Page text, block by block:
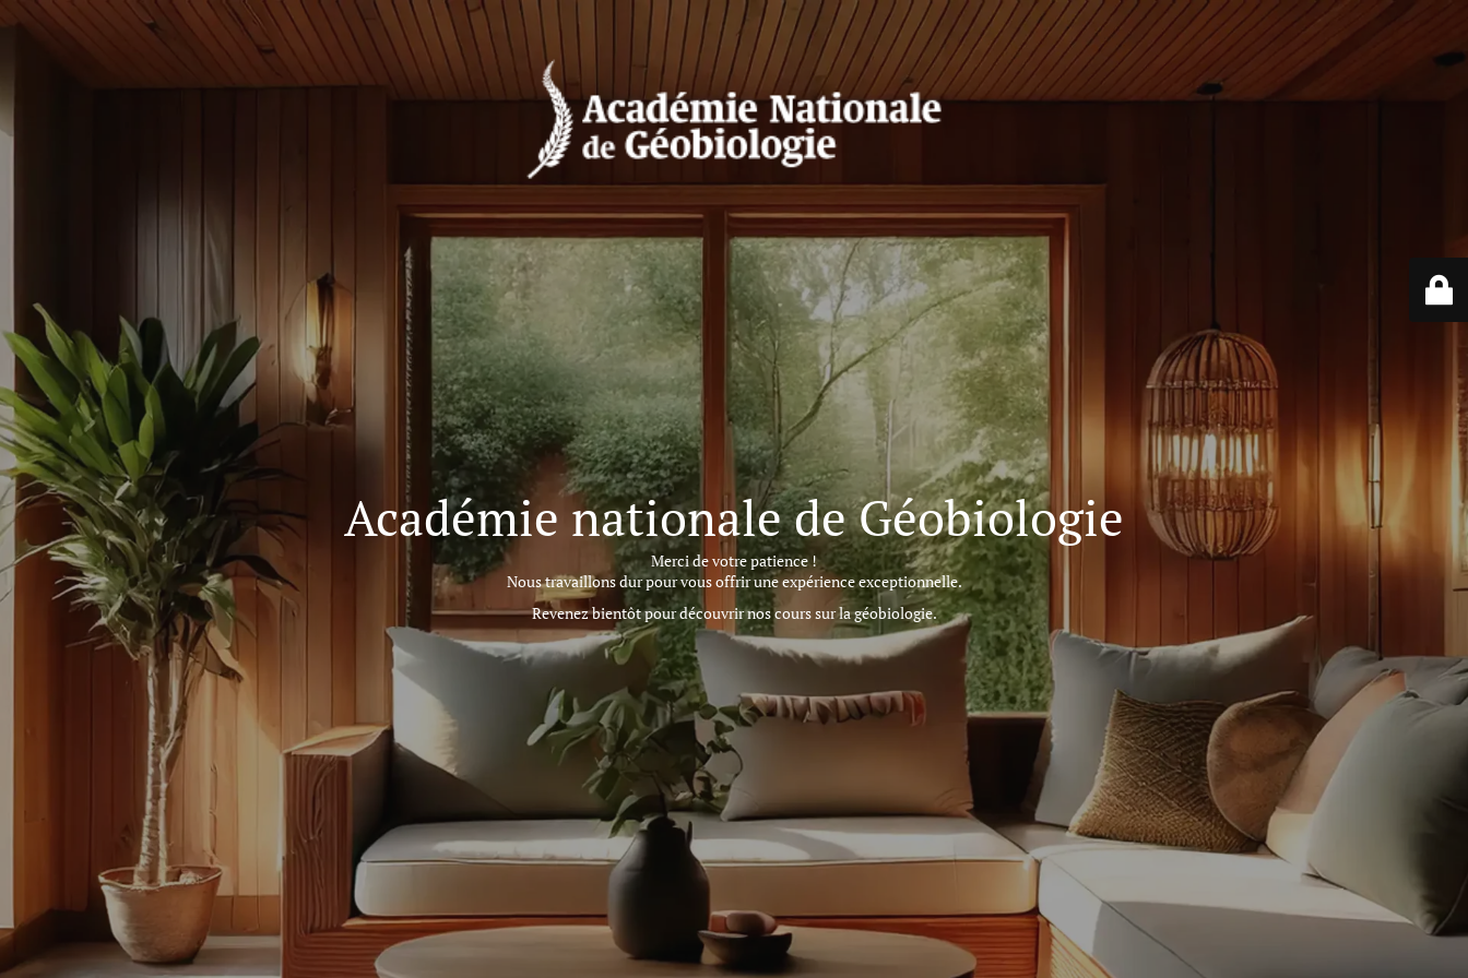
Académie nationale de Géobiologie
Merci de votre patience !
Nous travaillons dur pour vous offrir une expérience exceptionnelle.
Revenez bientôt pour découvrir nos cours sur la géobiologie.